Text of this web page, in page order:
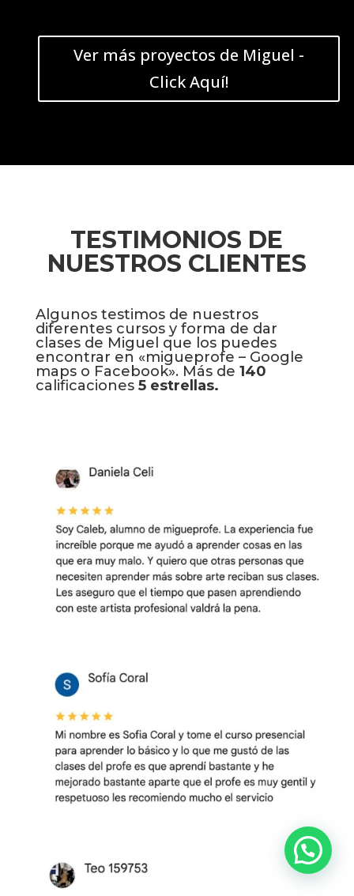
Ver más proyectos de Miguel -
Click Aquí!
TESTIMONIOS DE
NUESTROS CLIENTES
Algunos testimos de nuestros
diferentes cursos y forma de dar
clases de Miguel que los puedes
encontrar en «migueprofe – Google
maps o Facebook». Más de 140
calificaciones 5 estrellas.